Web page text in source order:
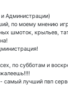
Администрации)
по моему мнению
шмоток, крыльев,
по субботам и
самый лучший пвп